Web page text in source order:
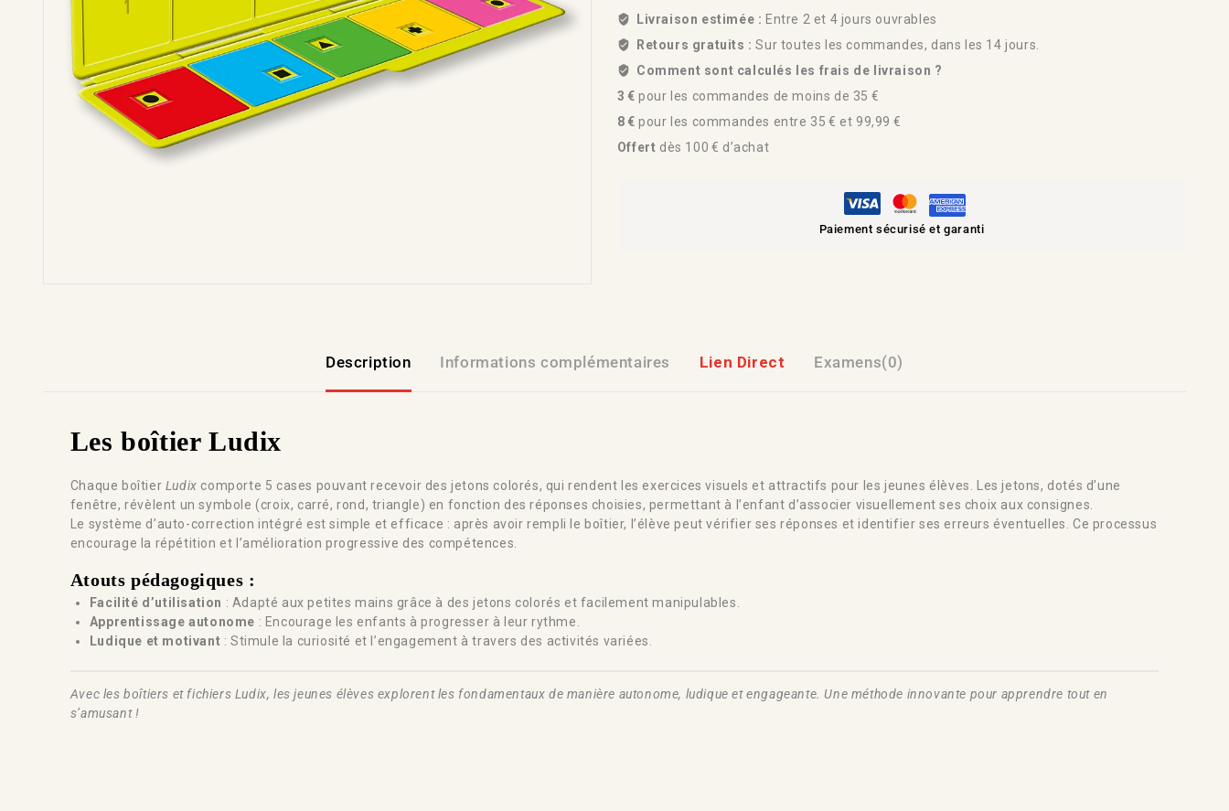
Livraison estimée : Entre 2 et 4 jours ouvrables
Retours gratuits :Sur toutes les commandes, dans les 14 jours.
Comment sont calculés les frais de livraison ?
3 € pour les commandes de moins de 35 €
8 € pour les commandes entre 35 € et 99,99 €
Offert dès 100 € d’achat
Paiement sécurisé et garanti
Description Informations complémentaires Lien Direct Examens(0)
Les boîtier Ludix
Chaque boîtier Ludix comporte 5 cases pouvant recevoir des jetons colorés, qui rendent les exercices visuels et attractifs pour les jeunes élèves. Les jetons, dotés d’une
fenêtre, révèlent un symbole (croix, carré, rond, triangle) en fonction des réponses choisies, permettant à l’enfant d’associer visuellement ses choix aux consignes.
Le système d’auto-correction intégré est simple et efficace : après avoir rempli le boîtier, l’élève peut vérifier ses réponses et identifier ses erreurs éventuelles. Ce processus
encourage la répétition et l’amélioration progressive des compétences.
Atouts pédagogiques :
Facilité d’utilisation : Adapté aux petites mains grâce à des jetons colorés et facilement manipulables.
Apprentissage autonome : Encourage les enfants à progresser à leur rythme.
Ludique et motivant : Stimule la curiosité et l’engagement à travers des activités variées.
Avec les boîtiers et fichiers Ludix, les jeunes élèves explorent les fondamentaux de manière autonome, ludique et engageante. Une méthode innovante pour apprendre tout en
s’amusant !